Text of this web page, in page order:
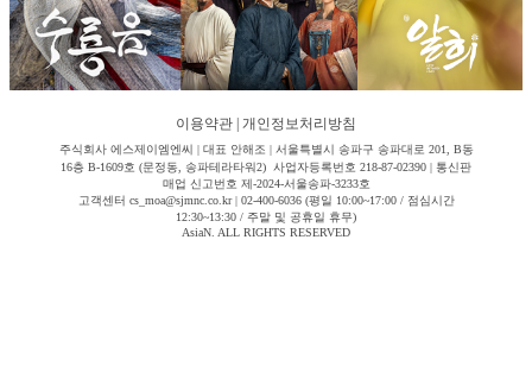
이용약관 개인정보처리방침
주식회사 에스제이엠엔씨 | 대표 안해조 | 서울특별시 송파구 송파대로 201, B동
16층 B-1609호 (문정동, 송파테라타워2) 사업자등록번호 218-87-02390 | 통신판
매업 신고번호 제-2024-서울송파-3233호
고객센터 cs_moa@sjmnc.co.kr | 02-400-6036 (평일 10:00~17:00 / 점심시간
12:30~13:30 / 주말 및 공휴일 휴무)
AsiaN. ALL RIGHTS RESERVED